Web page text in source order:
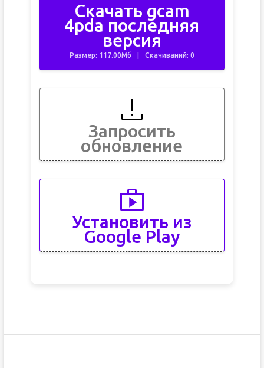
Скачать gcam
4pda последняя
версия
Размер: 117.00Мб Скачиваний: 0
Запросить
обновление
Установить из
Google Play